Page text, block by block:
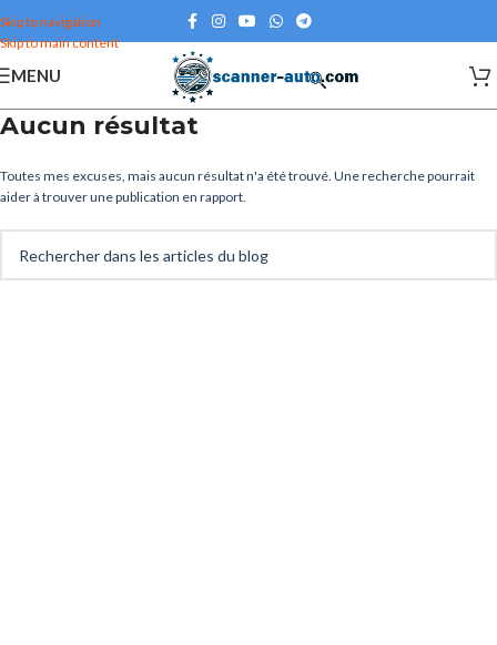
Skip to navigation
Skip to main content
MENU
Aucun résultat
Toutes mes excuses, mais aucun résultat n'a été trouvé. Une recherche pourrait
aider à trouver une publication en rapport.